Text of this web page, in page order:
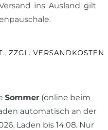
ins Ausland gilt
ZZGL. VERSANDKOSTEN
Sommer (online beim
automatisch an der
Laden bis 14.08. Nur